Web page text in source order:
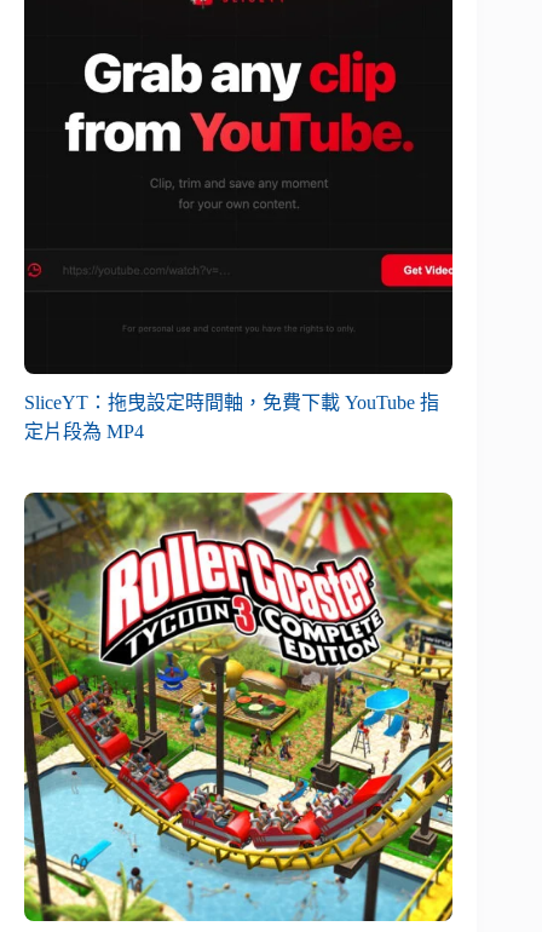
SliceYT：拖曳設定時間軸，免費下載 YouTube 指
定片段為 MP4